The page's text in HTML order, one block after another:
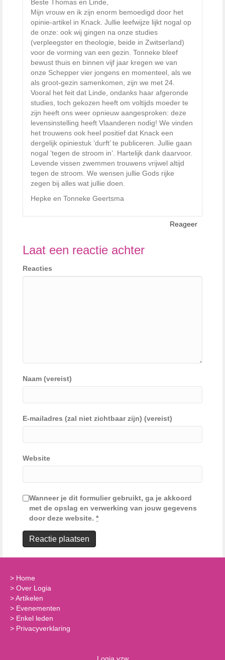
Beste Thomas en Linde,
Mijn vrouw en ik zijn enorm bemoedigd door het
opinie-artikel in Knack. Jullie leefwijze lijkt nogal op
de onze: ook wij gingen na onze studies
(verpleegster en theologie, beide in Zwitserland)
voor de vorming van een gezin. Tonneke bleef
bewust thuis en binnen vijf jaar kregen we van
onze Schepper vier jongens en momenteel, als we
als groot-gezin samenkomen, zijn we met 24.
Vooral het feit dat Linde, ondanks haar afgeronde
studies, toch gekozen heeft om voltijds moeder te
zijn heeft ons weer opnieuw aangesproken: deze
levensinstelling heeft Vlaanderen nodig! We vinden
het trouwens ook heel positief dat Knack een
dergelijk opiniestuk ‘durft’ te publiceren. Jullie gaan
nogal ‘tegen de stroom in’. Hartelijk dank daarvoor.
Levende vissen zwemmen trouwens vrijwel altijd
tegen de stroom. We wensen jullie Gods rijke
zegen bij alles wat jullie doen.
Hepke en Tonneke Geertsma
Reageer
Laat een reactie achter
Reacties
Naam (vereist)
E-mailadres (zal niet zichtbaar zijn) (vereist)
Website
Wanneer je dit formulier gebruikt, ga je akkoord
met de opslag en verwerking van jouw gegevens
door deze website. *
> Home
> Over Logia
>Artikelen
> Evenementen
> Enkel leden
> Privacyverklaring
Logia vzw